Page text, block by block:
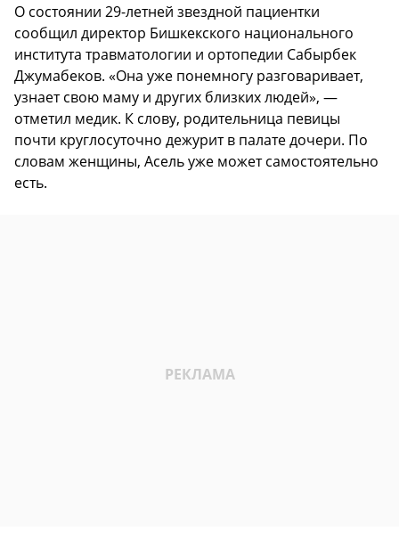
О состоянии 29-летней звездной пациентки
сообщил директор Бишкекского национального
института травматологии и ортопедии Сабырбек
Джумабеков. «Она уже понемногу разговаривает,
узнает свою маму и других близких людей», —
отметил медик. К слову, родительница певицы
почти круглосуточно дежурит в палате дочери. По
словам женщины, Асель уже может самостоятельно
есть.